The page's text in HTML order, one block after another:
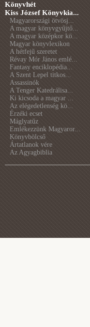
Könyvhét
Kiss József Könyvkia...
Magyarországi ötvösj...
A magyar könyvgyűjtő...
A magyar középkor kö...
Magyar könyvlexikon
A hétfejű szeretet
Révay Mór János emlé...
Fantasy enciklopédia...
A Szent Lepel titkos...
Assassinók
A Tenger Katedrálisa...
Ki kicsoda a magyar ...
Az elégedetlenség kö...
Érzéki ecset
Máglyatűz
Emlékezzünk Magyaror...
Könyvbölcső
Ártatlanok vére
Az Agyagbiblia